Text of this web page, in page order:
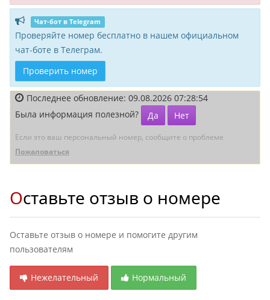
Чат-бот в Telegram
Проверяйте номер бесплатно в нашем официальном
чат-боте в Телеграм.
Проверить номер
Последнее обновление: 09.08.2026 07:28:54
Была информация полезной?
Да Нет
Если это ваш персональный номер, сообщите о проблеме
Пожаловаться
Оставьте отзыв о номере
Оставьте отзыв о номере и помогите другим
пользователям
Нежелательный Нормальный